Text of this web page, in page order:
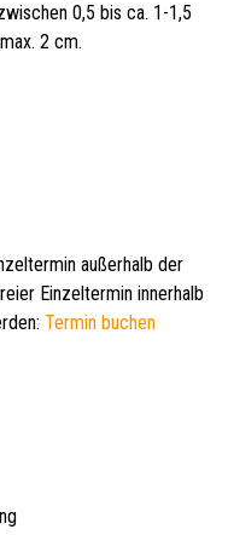
0,5 bis ca. 1-1,5
2 cm.
außerhalb der
Einzeltermin innerhalb
Termin buchen